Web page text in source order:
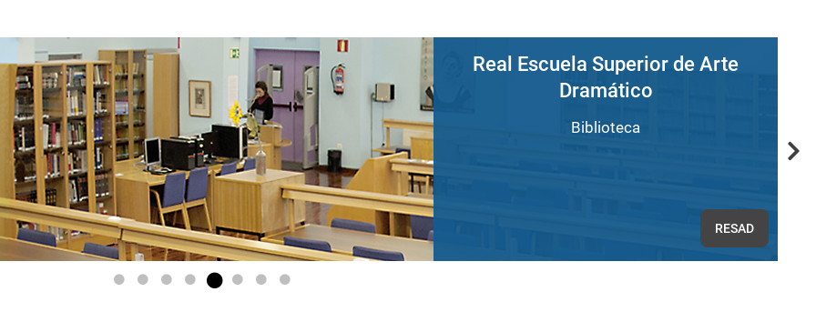
Real Escuela Superior de Arte
Dramático
Biblioteca
RESAD
Go to slide 1
Go to slide 2
Go to slide 3
Go to slide 4
Go to slide 5
Go to slide 6
Go to slide 7
Go to slide 8